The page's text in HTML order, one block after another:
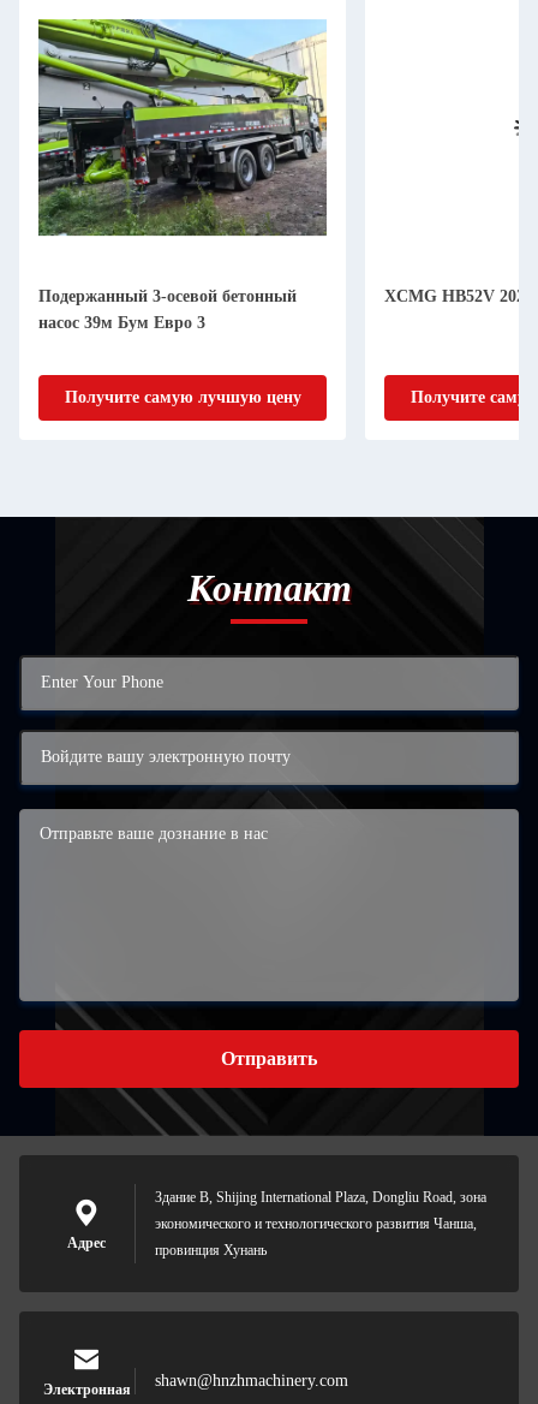
Подержанный 3-осевой бетонный
насос 39м Бум Евро 3
Получите самую лучшую цену
XCMG HB52V 2020
Получите
Контакт
Отправить
Адрес
Здание B, Shijing International Plaza, Dongliu Road, зона
экономического и технологического развития Чанша,
провинция Хунань
Электронная
shawn@hnzhmachinery.com